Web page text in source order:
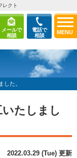
メールで
相談
電話で
相談
MENU
レクト
た。
たしまし
2022.03.29 (Tue) 更新